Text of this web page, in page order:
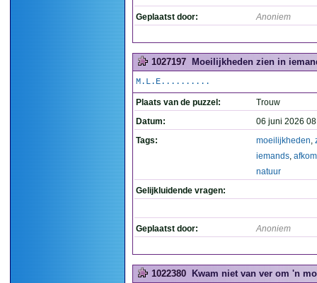
Geplaatst door: Anoniem
1027197 Moeilijkheden zien in
M.L.E..........
Plaats van de puzzel:
Trouw
Datum:
06 juni 2026
Tags:
moeilijkheden,
iemands,
natuur
Gelijkluidende vragen:
Geplaatst door: Anoniem
1022380 Kwam niet van ver om 'n